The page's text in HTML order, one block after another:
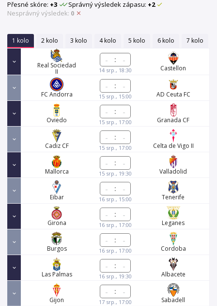
Přesné skóre: +3 Správný výsledek zápasu: +2
Nesprávný výsledek: 0
1 kolo 2 kolo 3 kolo 4 kolo 5 kolo 6 kolo 7 kolo
Real Sociedad
II
:
14 srp., 18:30 Castellon
FC Andorra
:
15 srp., 15:00 AD Ceuta FC
Oviedo
:
15 srp., 17:00 Granada CF
Cadiz CF
:
15 srp., 17:00 Celta de Vigo II
Mallorca
:
15 srp., 19:30 Valladolid
Eibar
:
16 srp., 15:00 Tenerife
Girona
:
16 srp., 17:00 Leganes
Burgos
:
16 srp., 17:00 Cordoba
Las Palmas
:
16 srp., 19:30 Albacete
Gijon
:
17 srp., 17:00 Sabadell